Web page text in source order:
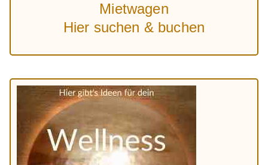
Mietwagen
Hier suchen & buchen